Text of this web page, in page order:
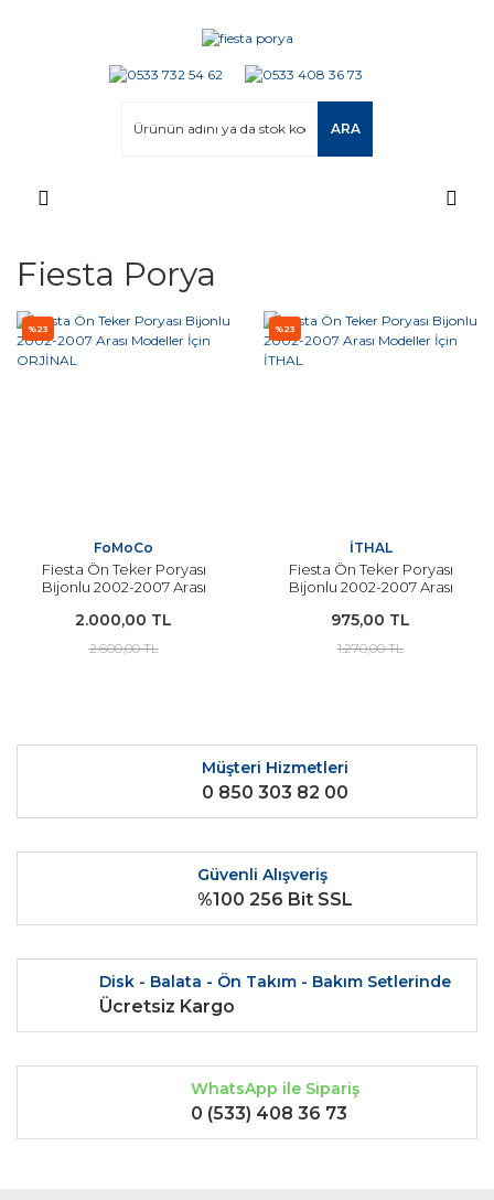
ARA
Fiesta Porya
%23
FoMoCo
Fiesta Ön Teker Poryası
Bijonlu 2002-2007 Arası
2.000,00 TL
2.600,00 TL
%23
İTHAL
Fiesta Ön Teker Poryası
Bijonlu 2002-2007 Arası
975,00 TL
1.270,00 TL
Müşteri Hizmetleri
0 850 303 82 00
Güvenli Alışveriş
%100 256 Bit SSL
Disk - Balata - Ön Takım - Bakım Setlerinde
Ücretsiz Kargo
WhatsApp ile Sipariş
0 (533) 408 36 73